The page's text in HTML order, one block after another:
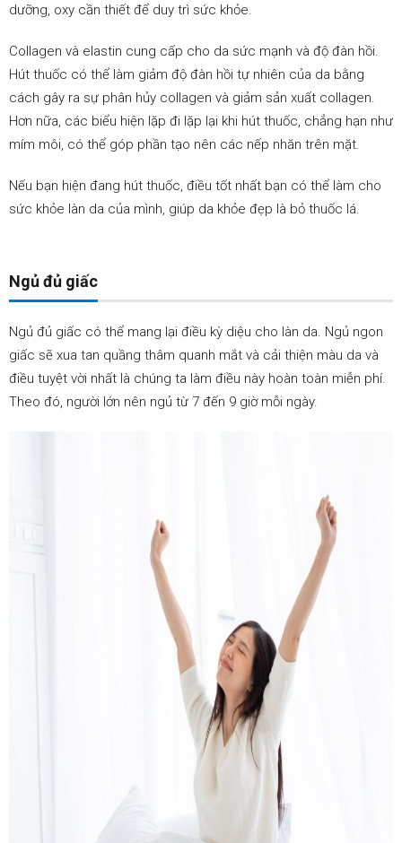
dưỡng, oxy cần thiết để duy trì sức khỏe.
Collagen và elastin cung cấp cho da sức mạnh và độ đàn hồi.
Hút thuốc có thể làm giảm độ đàn hồi tự nhiên của da bằng
cách gây ra sự phân hủy collagen và giảm sản xuất collagen.
Hơn nữa, các biểu hiện lặp đi lặp lại khi hút thuốc, chẳng hạn như
mím môi, có thể góp phần tạo nên các nếp nhăn trên mặt.
Nếu bạn hiện đang hút thuốc, điều tốt nhất bạn có thể làm cho
sức khỏe làn da của mình, giúp da khỏe đẹp là bỏ thuốc lá.
Ngủ đủ giấc
Ngủ đủ giấc có thể mang lại điều kỳ diệu cho làn da. Ngủ ngon
giấc sẽ xua tan quầng thâm quanh mắt và cải thiện màu da và
điều tuyệt vời nhất là chúng ta làm điều này hoàn toàn miễn phí.
Theo đó, người lớn nên ngủ từ 7 đến 9 giờ mỗi ngày.